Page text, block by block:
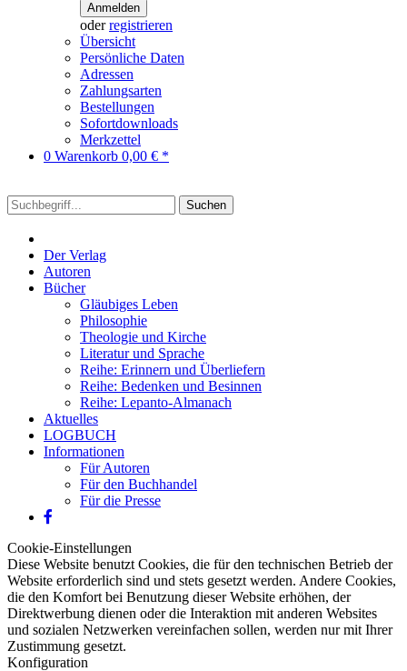
Anmelden
oderregistrieren
Übersicht
Persönliche Daten
Adressen
Zahlungsarten
Bestellungen
Sofortdownloads
Merkzettel
0 Warenkorb 0,00 € *
Suchen
Der Verlag
Autoren
Bücher
Gläubiges Leben
Philosophie
Theologie und Kirche
Literatur und Sprache
Reihe: Erinnern und Überliefern
Reihe: Bedenken und Besinnen
Reihe: Lepanto-Almanach
Aktuelles
LOGBUCH
Informationen
Für Autoren
Für den Buchhandel
Für die Presse
Cookie-Einstellungen
Diese Website benutzt Cookies, die für den technischen Betrieb der
Website erforderlich sind und stets gesetzt werden. Andere Cookies,
die den Komfort bei Benutzung dieser Website erhöhen, der
Direktwerbung dienen oder die Interaktion mit anderen Websites
und sozialen Netzwerken vereinfachen sollen, werden nur mit Ihrer
Zustimmung gesetzt.
Konfiguration